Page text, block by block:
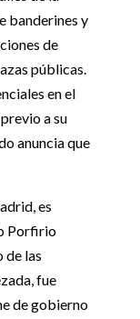
banderines y
de
públicas.
en el
a su
anuncia que
es
Porfirio
de las
fue
de gobierno